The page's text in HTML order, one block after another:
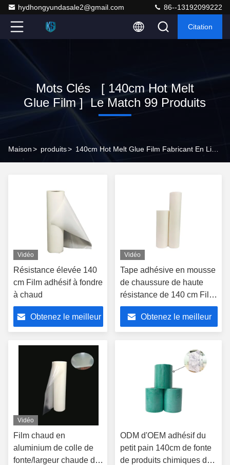
hydhongyundasale2@gmail.com 86--13192099222
Citation
Mots Clés [ 140cm Hot Melt
Glue Film ] Le Match 99 Produits
Maison> produits>
Vidéo
Résistance élevée 140
cm Film adhésif à fondre
à chaud
Obtenez le meilleur
Vidéo
Tape adhésive en mousse
de chaussure de haute
résistance de 140 cm Film
adhésif à fusion chaude
Obtenez le meilleur
Vidéo
Film chaud en
aluminium de colle de
fonte/largeur chaude de
ODM d'OEM adhésif du
petit pain 140cm de fonte
de produits chimiques de